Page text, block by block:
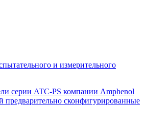
и измерительного
серии ATC-PS компании Amphenol
предварительно сконфигурированные